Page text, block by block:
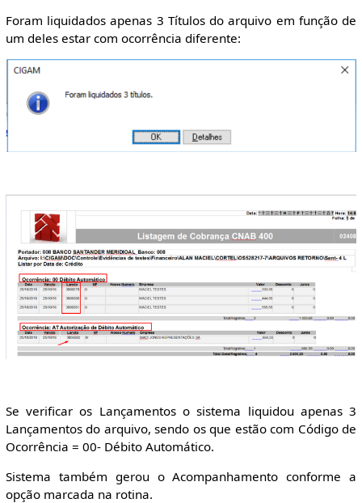
Foram liquidados apenas 3 Títulos do arquivo em função de
um deles estar com ocorrência diferente:
Se verificar os Lançamentos o sistema liquidou apenas 3
Lançamentos do arquivo, sendo os que estão com Código de
Ocorrência = 00- Débito Automático.
Sistema também gerou o Acompanhamento conforme a
opção marcada na rotina.